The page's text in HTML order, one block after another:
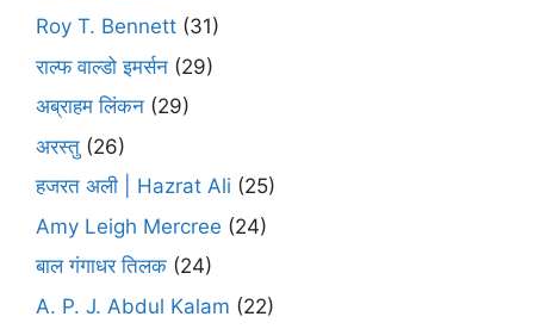
Roy T. Bennett (31)
राल्फ वाल्डो इमर्सन (29)
अब्राहम लिंकन (29)
अरस्तु (26)
हजरत अली | Hazrat Ali (25)
Amy Leigh Mercree (24)
बाल गंगाधर तिलक (24)
A. P. J. Abdul Kalam (22)